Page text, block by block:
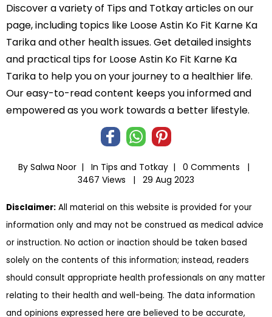
Discover a variety of Tips and Totkay articles on our
page, including topics like Loose Astin Ko Fit Karne Ka
Tarika and other health issues. Get detailed insights
and practical tips for Loose Astin Ko Fit Karne Ka
Tarika to help you on your journey to a healthier life.
Our easy-to-read content keeps you informed and
empowered as you work towards a better lifestyle.
By Salwa Noor | In Tips and Totkay|
0 Comments |
3467 Views |
29 Aug 2023
Disclaimer: All material on this website is provided for your
information only and may not be construed as medical advice
or instruction. No action or inaction should be taken based
solely on the contents of this information; instead, readers
should consult appropriate health professionals on any matter
relating to their health and well-being. The data information
and opinions expressed here are believed to be accurate,